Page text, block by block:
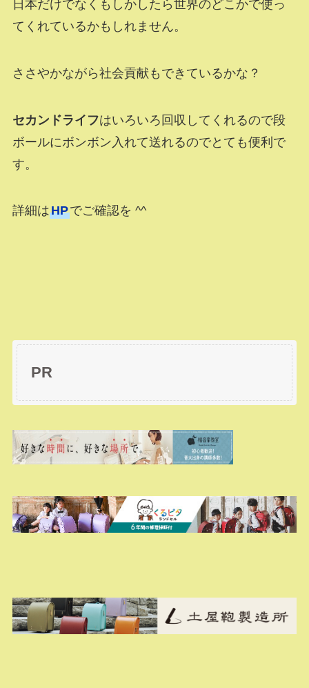
日本だけでなくもしかしたら世界のどこかで使っ
てくれているかもしれません。
ささやかながら社会貢献もできているかな？
セカンドライフはいろいろ回収してくれるので段
ボールにボンボン入れて送れるのでとても便利で
す。
詳細はHPでご確認を ^^
PR